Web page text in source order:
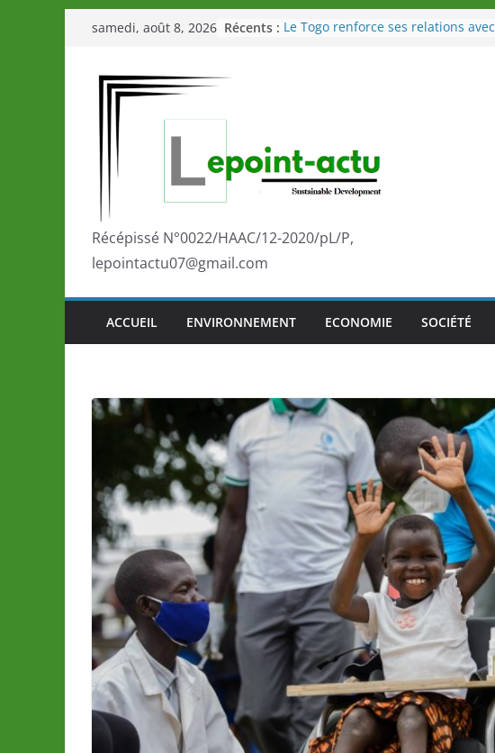
Passer
contenu
samedi, août 8, 2026 Récents : Le Togo renforce ses relations avec
marque de confiance au Togo sur
la scène internationale au-delà des
performances de ses athlètes
développement?
Récépissé N°0022/HAAC/12-2020/pL/P,
lepointactu07@gmail.com
ACCUEIL ENVIRONNEMENT ECONOMIE SOCIÉTÉ